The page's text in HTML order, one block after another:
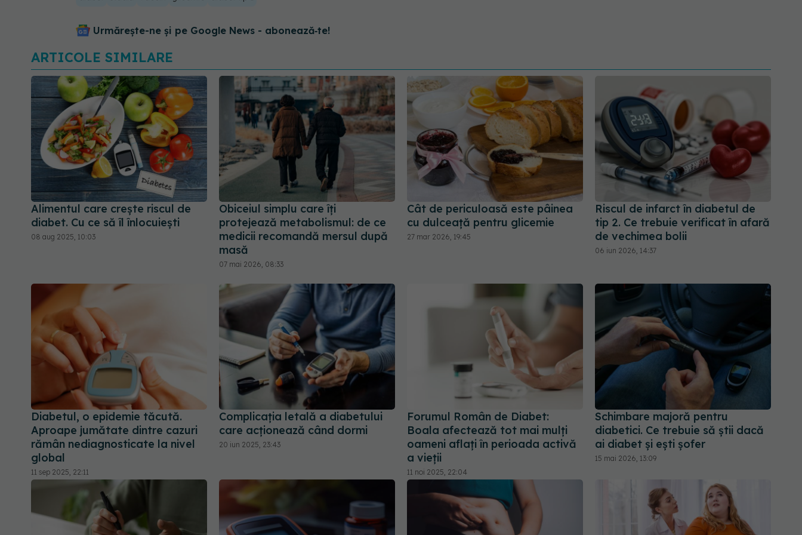
Urmărește-ne și pe Google News - abonează‑te!
ARTICOLE SIMILARE
Alimentul care crește riscul de
diabet. Cu ce să îl înlocuiești
08 aug 2025, 10:03
Obiceiul simplu care îți
protejează metabolismul: de ce
medicii recomandă mersul după
masă
07 mai 2026, 08:33
Cât de periculoasă este pâinea
cu dulceață pentru glicemie
27 mar 2026, 19:45
Riscul de infarct în diabetul de
tip 2. Ce trebuie verificat în afară
de vechimea bolii
06 iun 2026, 14:37
Diabetul, o epidemie tăcută.
Aproape jumătate dintre cazuri
rămân nediagnosticate la nivel
global
11 sep 2025, 22:11
Complicația letală a diabetului
care acționează când dormi
20 iun 2025, 23:43
Forumul Român de Diabet:
Boala afectează tot mai mulţi
oameni aflaţi în perioada activă
a vieţii
11 noi 2025, 22:04
Schimbare majoră pentru
diabetici. Ce trebuie să știi dacă
ai diabet și ești șofer
15 mai 2026, 13:09